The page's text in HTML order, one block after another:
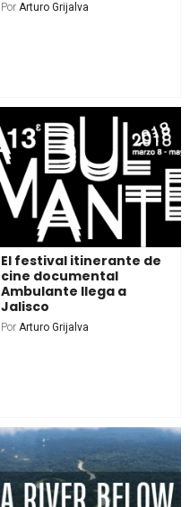
Por Arturo Grijalva
El festival itinerante de
cine documental
Ambulante llega a
Jalisco
Por Arturo Grijalva